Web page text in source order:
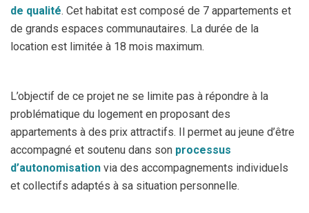
de qualité. Cet habitat est composé de 7 appartements et
de grands espaces communautaires. La durée de la
location est limitée à 18 mois maximum.
L’objectif de ce projet ne se limite pas à répondre à la
problématique du logement en proposant des
appartements à des prix attractifs. Il permet au jeune d’être
accompagné et soutenu dans son processus
d’autonomisation via des accompagnements individuels
et collectifs adaptés à sa situation personnelle.